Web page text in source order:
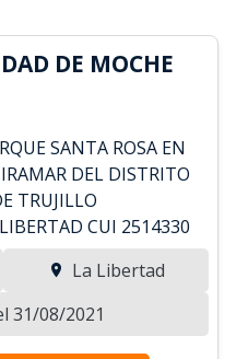
DE MOCHE
SANTA ROSA EN
DEL DISTRITO
TRUJILLO
CUI 2514330
La Libertad
31/08/2021